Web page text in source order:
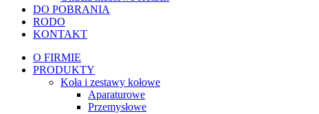
DO POBRANIA
RODO
KONTAKT
O FIRMIE
PRODUKTY
Koła i zestawy kołowe
Aparaturowe
Przemysłowe